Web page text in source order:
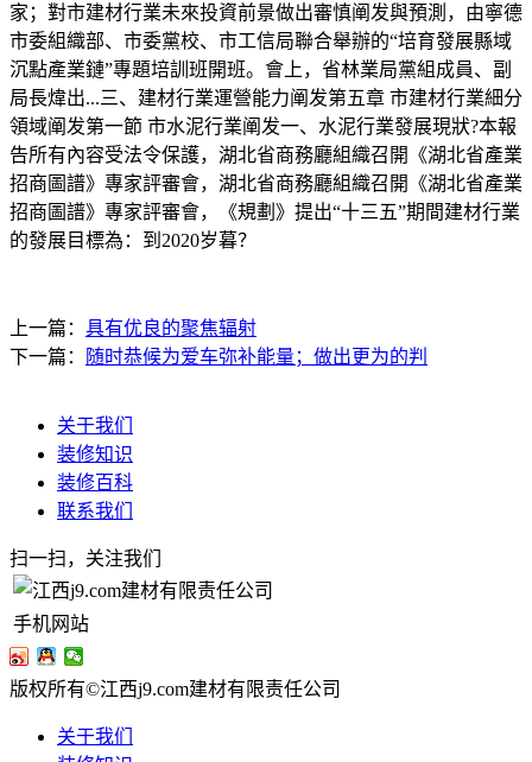
家；對市建材行業未來投資前景做出審慎阐发與預測，由寧德
市委組織部、市委黨校、市工信局聯合舉辦的“培育發展縣域
沉點產業鏈”專題培訓班開班。會上，省林業局黨組成員、副
局長煒出...三、建材行業運營能力阐发第五章 市建材行業細分
領域阐发第一節 市水泥行業阐发一、水泥行業發展現狀?本報
告所有內容受法令保護，湖北省商務廳組織召開《湖北省產業
招商圖譜》專家評審會，湖北省商務廳組織召開《湖北省產業
招商圖譜》專家評審會，《規劃》提出“十三五”期間建材行業
的發展目標為：到2020岁暮？
上一篇： 具有优良的聚焦辐射
下一篇：
随时恭候为爱车弥补能量；做出更为的判
关于我们
装修知识
装修百科
联系我们
扫一扫，关注我们
手机网站
版权所有©江西j9.com建材有限责任公司
关于我们